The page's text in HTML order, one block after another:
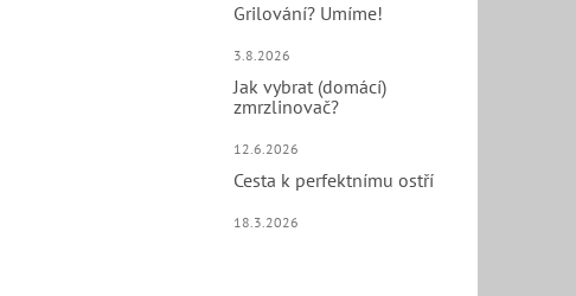
Grilování? Umíme!
3.8.2026
Jak vybrat (domácí)
zmrzlinovač?
12.6.2026
Cesta k perfektnímu ostří
18.3.2026